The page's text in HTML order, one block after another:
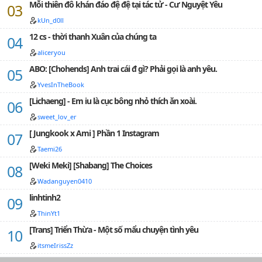
nàng.Lalisa × Park Chaeyoung…
Mỗi thiên đô khán đáo đệ đệ tại tác tử - Cư Nguyệt Yêu
kUn_d0ll
12 cs - thời thanh Xuân của chúng ta
aliceryou
ABO: [Chohends] Anh trai cái đ gì? Phải gọi là anh yêu.
YvesInTheBook
[Lichaeng] - Em iu là cục bông nhỏ thích ăn xoài.
sweet_lov_er
[ Jungkook x Ami ] Phần 1 Instagram
Taemi26
[Weki Meki] [Shabang] The Choices
Wadanguyen0410
linhtinh2
ThinYt1
[Trans] Triển Thừa - Một số mẩu chuyện tình yêu
itsmeIrissZz